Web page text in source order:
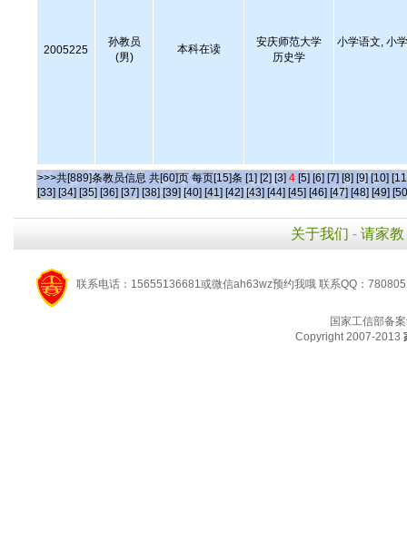
2005225
孙教员
(男)
本科在读
安庆师范大学
历史学
小学语文, 小
>>>共[889]条教员信息 共[60]页 每页[15]条 [1] [2] [3] 4 [5] [6] [7] [8] [9] [10]
[33] [34] [35] [36] [37] [38] [39] [40] [41] [42] [43] [44] [45] [46] [47] [48] [49]
关于我们 - 请家教
联系电话：15655136681或微信ah63wz预约我哦 联系QQ：
国家工信部备
Copyright 2007-2013